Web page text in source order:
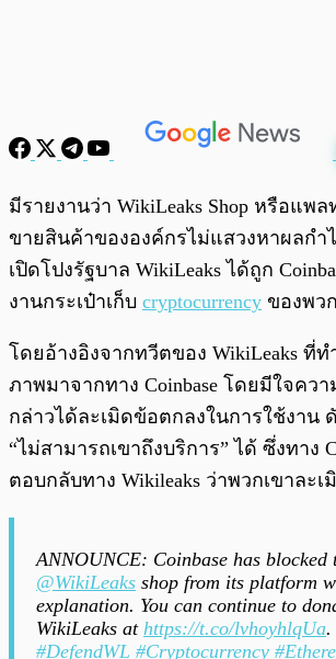
พร้อมเล่น
มีรายงานว่า WikiLeaks Shop หรือแพ
ขายสินค้าขององค์กรไม่แสวงหาผลกำ
เปิดโปงรัฐบาล WikiLeaks ได้ถูก
งานกระเป๋าเก็บ cryptocurrency ของพว
โดยอ้างอิงจากทวีตของ WikiLeaks ที่ทำ
ภาพมาจากทาง Coinbase โดยมีใจคว
กล่าวได้ละเมิดข้อตกลงในการใช้งาน
“ไม่สามารถเขาถึงบริการ” ได้ ซึ่งทาง
ตอบกลับทาง Wikileaks ว่าพวกเขาละ
ANNOUNCE: Coinbase has
@WikiLeaks shop from its platform
explanation. You can continue to
WikiLeaks at https://t.co/lvhoyhlqUa.
#DefendWL #Cryptocurrency